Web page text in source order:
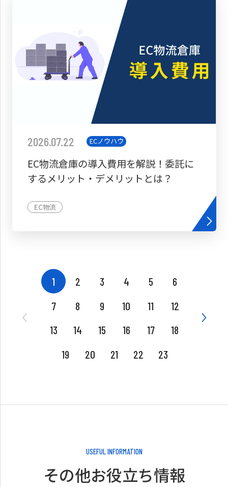
2026.07.22 ECノウハウ
EC物流倉庫の導入費用を解説！委託に
するメリット・デメリットとは？
EC物流
1 2 3 4 5
6
7
8 9 10 11
12
13
14 15 16 17
18
19
20 21 22 23
USEFUL INFORMATION
その他お役立ち情報